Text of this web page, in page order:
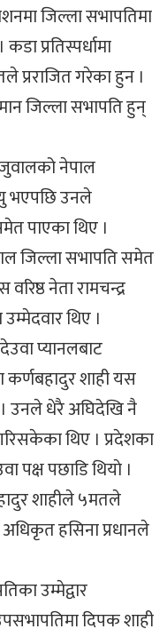
जिल्ला सभापतिमा
प्रतिस्पर्धामा
प्रराजित गरेका हुन ।
जिल्ला सभापति हुन्
नेपाल
भएपछि उनले
पाएका थिए ।
जिल्ला सभापति समेत
नेता रामचन्द्र
थिए ।
प्यानलबाट
कर्णबहादुर शाही यस
उनले धेरै अघिदेखि नै
थिए । प्रदेशका
पक्ष पछाडि थियाे ।
शाहीले ५मतले
हसिना प्रधानले
उम्मेद्वार
दिपक शाही